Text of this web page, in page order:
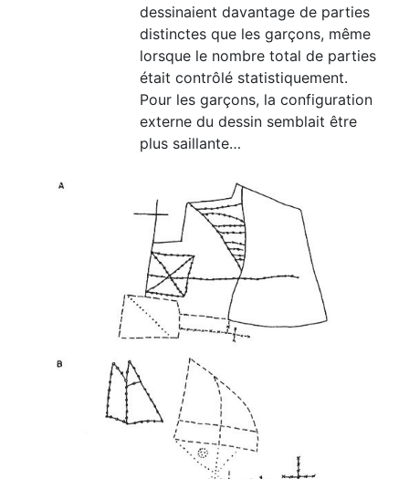
dessinaient davantage de parties
distinctes que les garçons, même
lorsque le nombre total de parties
était contrôlé statistiquement.
Pour les garçons, la configuration
externe du dessin semblait être
plus saillante…